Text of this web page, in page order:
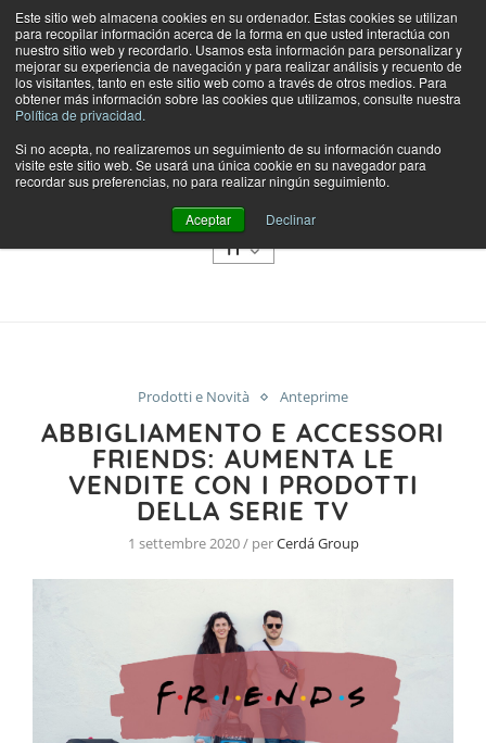
Este sitio web almacena cookies en su ordenador. Estas cookies se utilizan
para recopilar información acerca de la forma en que usted interactúa con
nuestro sitio web y recordarlo. Usamos esta información para personalizar y
mejorar su experiencia de navegación y para realizar análisis y recuento de
los visitantes, tanto en este sitio web como a través de otros medios. Para
obtener más información sobre las cookies que utilizamos, consulte nuestra
Política de privacidad.
Si no acepta, no realizaremos un seguimiento de su información cuando
visite este sitio web. Se usará una única cookie en su navegador para
recordar sus preferencias, no para realizar ningún seguimiento.
Aceptar Declinar
NEGOZIO
CATEGORIE
IT
Prodotti e Novità Anteprime
ABBIGLIAMENTO E ACCESSORI
FRIENDS: AUMENTA LE
VENDITE CON I PRODOTTI
DELLA SERIE TV
1 settembre 2020 / perCerdá Group